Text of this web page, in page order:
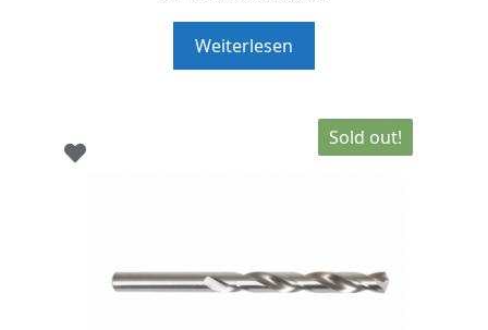
o
f
5
Weiterlesen
Sold out!